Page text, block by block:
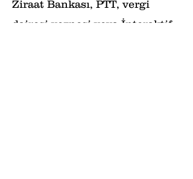
Ziraat Bankası, PTT, vergi
dairesi veznesi veya İnteraktif